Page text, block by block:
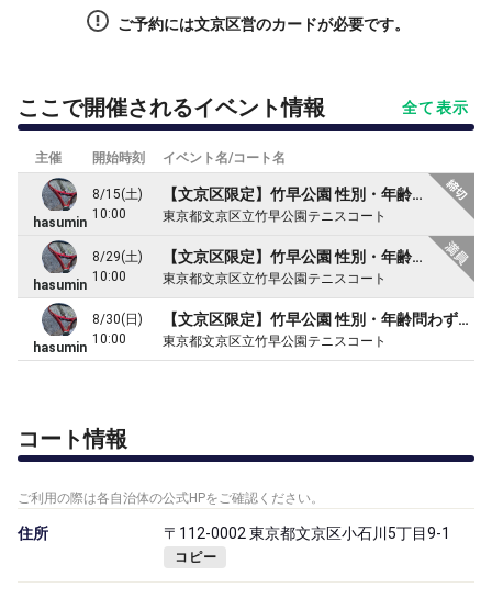
ご予約には文京区営のカードが必要です。
ここで開催されるイベント情報 全て表示
主催 開始時刻 イベント名/コート名
hasumin
8/15(土)
10:00
【文京区限定】竹早公園 性別・年齢問わず初中級~中級で楽しく２時間ダブルス
東京都文京区立竹早公園テニスコート
hasumin
8/29(土)
10:00
【文京区限定】竹早公園 性別・年齢問わず初中級~中級で楽しく２時間ダブルス
東京都文京区立竹早公園テニスコート
hasumin
8/30(日)
10:00
【文京区限定】竹早公園 性別・年齢問わず初中級~中級で楽しく２時間ダブルス
東京都文京区立竹早公園テニスコート
コート情報
ご利用の際は各自治体の公式HPをご確認ください。
住所 〒112-0002 東京都文京区小石川5丁目9-1
コピー